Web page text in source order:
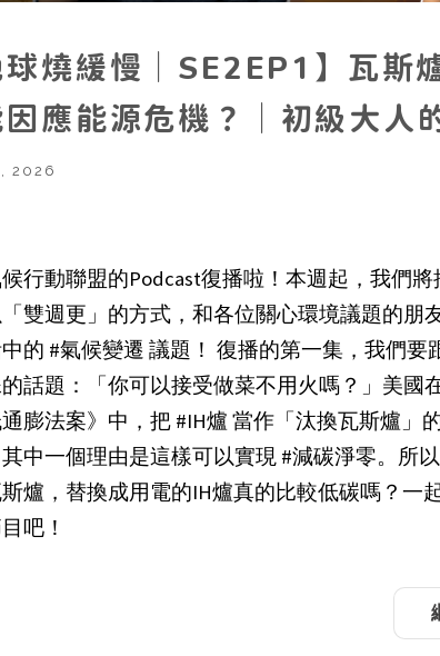
球燒緩慢｜SE2EP1】瓦斯
應能源危機？｜初級大人
南
2026
行動聯盟的Podcast復播啦！本週起，我們
雙週更」的方式，和各位關心環境議題的朋
的 #氣候變遷 議題！ 復播的第一集，我們要
話題：「你可以接受做菜不用火嗎？」美國
通膨法案》中，把 #IH爐 當作「汰換瓦斯爐」
中一個理由是這樣可以實現 #減碳淨零。所
爐，替換成用電的IH爐真的比較低碳嗎？一
吧！